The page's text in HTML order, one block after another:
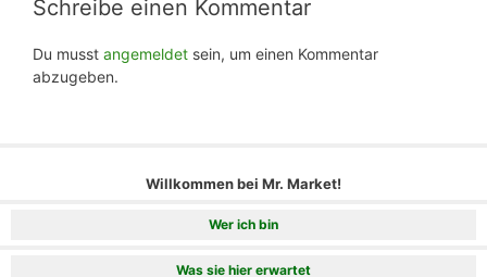
Schreibe einen Kommentar
Du musst angemeldet sein, um einen Kommentar
abzugeben.
Willkommen bei Mr. Market!
Wer ich bin
Was sie hier erwartet